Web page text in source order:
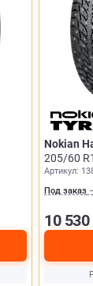
Nokian
205/60
Артикул:
Под заказ
10 530